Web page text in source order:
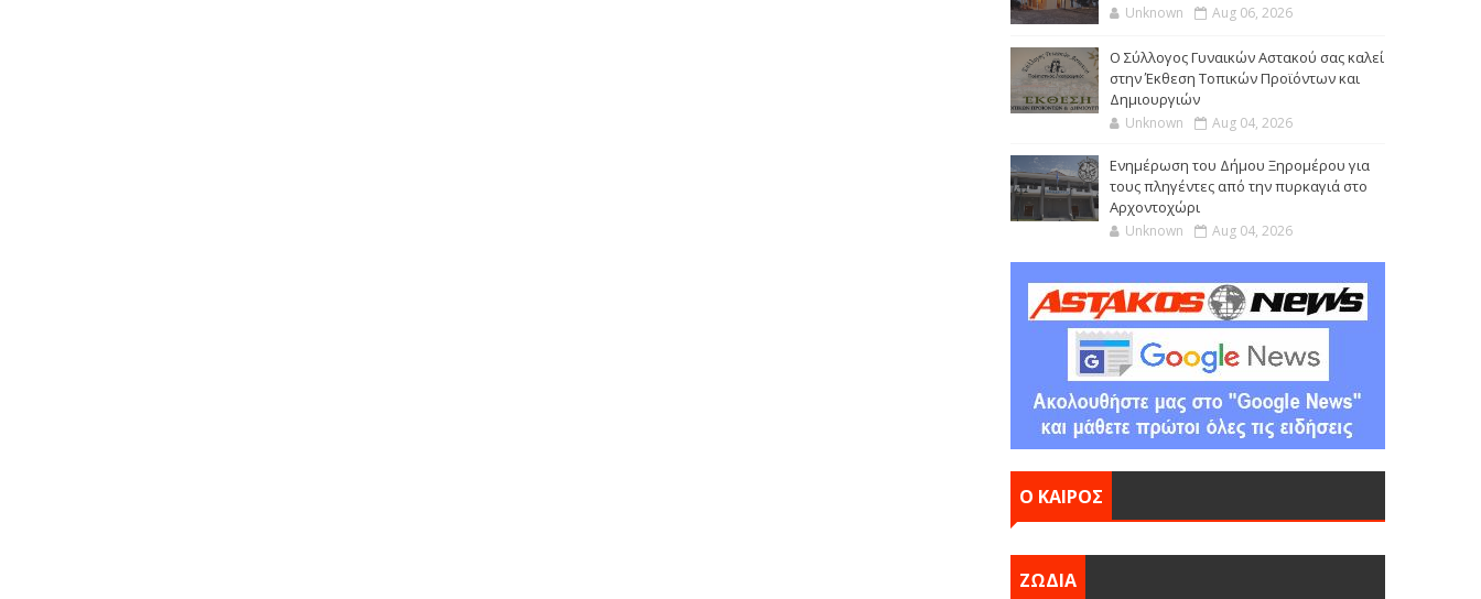
Unknown Aug 06, 2026
Ο Σύλλογος Γυναικών Αστακού σας καλεί
στην Έκθεση Τοπικών Προϊόντων και
Δημιουργιών
Unknown Aug 04, 2026
Ενημέρωση του Δήμου Ξηρομέρου για
τους πληγέντες από την πυρκαγιά στο
Αρχοντοχώρι
Unknown Aug 04, 2026
Ο ΚΑΙΡΟΣ
ΖΩΔΙΑ